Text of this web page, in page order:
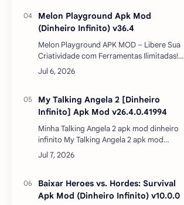
Melon Playground Apk Mod
(Dinheiro Infinito) v36.4
Melon Playground APK MOD – Libere Sua
Criatividade com Ferramentas Ilimitadas!Se
você gosta de jogos sandbox que
permitem criar, experimentar e se divertir
My Talking Angela 2 [Dinheiro
Infinito] Apk Mod v26.4.0.41994
Minha Talking Angela 2 apk mod dinheiro
infinito My Talking Angela 2 apk mod
dinheiro infinito Outfit7, criadora de jogos
de bichinho virtual populares como Meu
Baixar Heroes vs. Hordes: Survival
Apk Mod (Dinheiro Infinito) v10.0.0